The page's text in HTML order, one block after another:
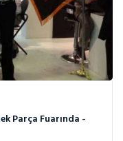
Parça Fuarında -